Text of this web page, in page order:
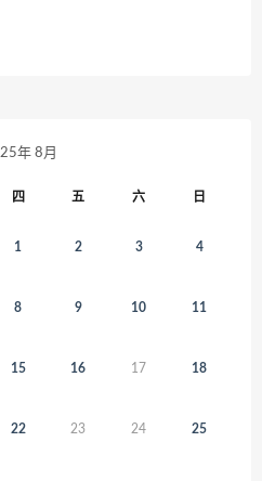
年 8月
四 五 六 日
1 2 3 4
8 9 10 11
15 16 17 18
22 23 24 25